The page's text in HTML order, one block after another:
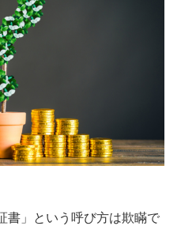
書」という呼び方は欺瞞で